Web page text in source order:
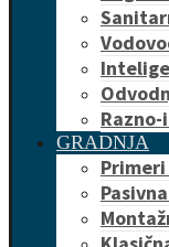
GRADNJA